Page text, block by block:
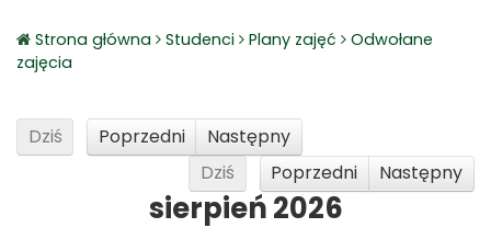
Strona główna Studenci Plany zajęć
Odwołane
zajęcia
Dziś Poprzedni
Następny
Dziś
Poprzedni Następny
sierpień 2026